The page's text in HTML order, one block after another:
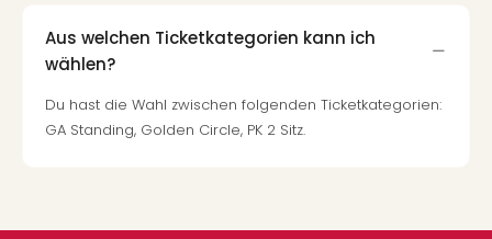
Aus welchen Ticketkategorien kann ich
wählen?
Du hast die Wahl zwischen folgenden Ticketkategorien:
GA Standing, Golden Circle, PK 2 Sitz.